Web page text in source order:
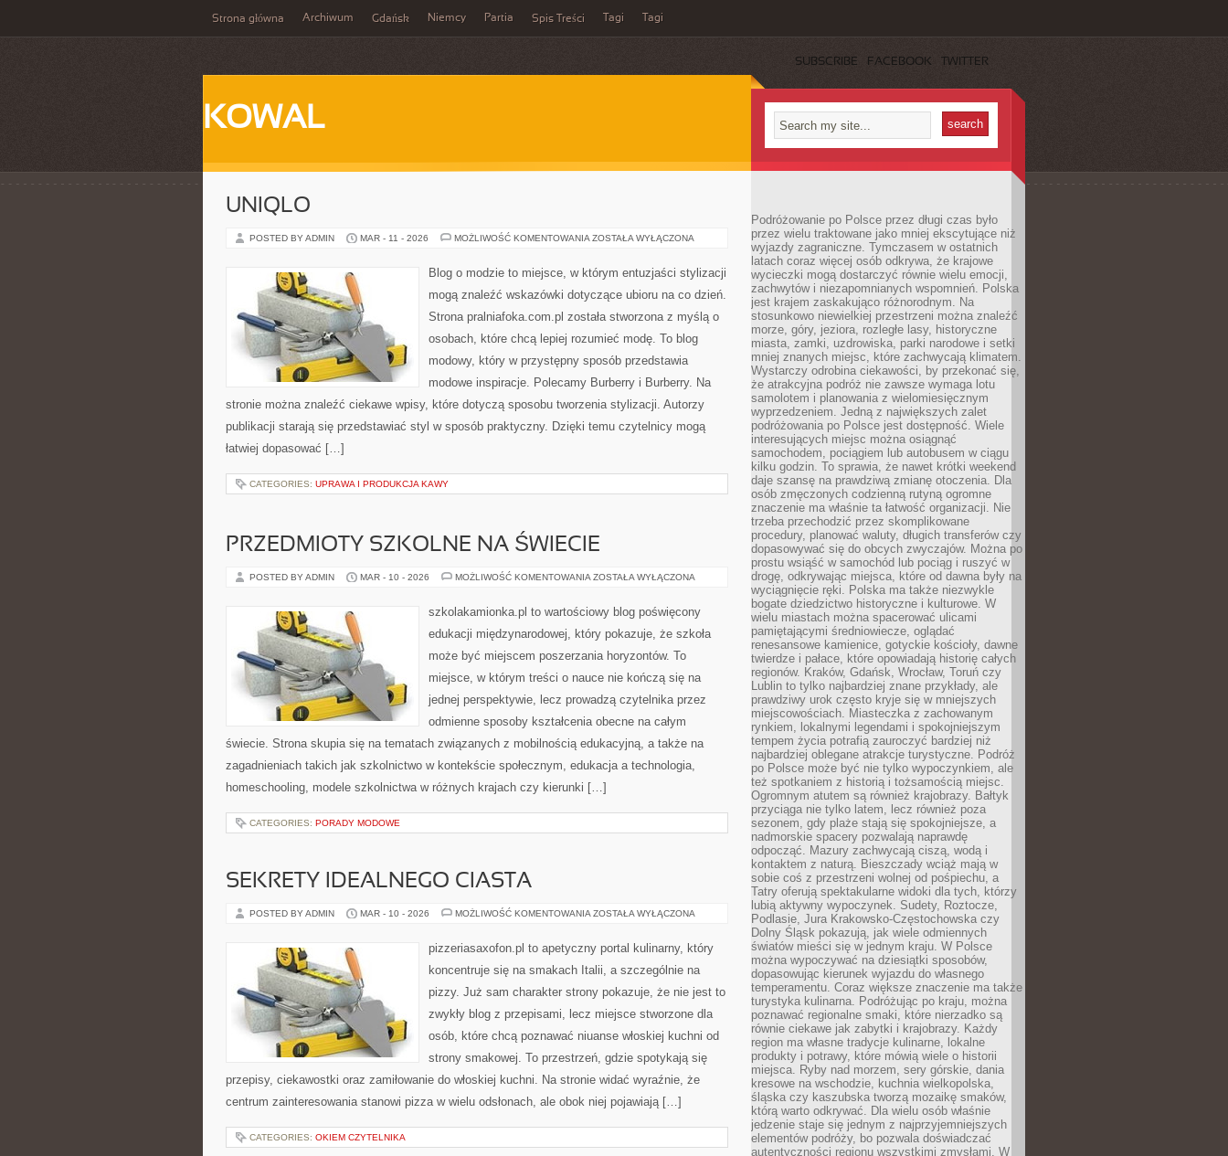
Strona główna Archiwum Gdańsk Niemcy Partia Spis Treści Tagi Tagi
SUBSCRIBE FACEBOOK TWITTER
KOWAL
UNIQLO
POSTED BY ADMIN MAR - 11 - 2026 MOŻLIWOŚĆ KOMENTOWANIA UNIQLO
ZOSTAŁA WYŁĄCZONA
Blog o modzie to miejsce, w którym entuzjaści stylizacji
mogą znaleźć wskazówki dotyczące ubioru na co dzień.
Strona pralniafoka.com.pl została stworzona z myślą o
osobach, które chcą lepiej rozumieć modę. To blog
modowy, który w przystępny sposób przedstawia
modowe inspiracje. Polecamy Burberry i Burberry. Na
stronie można znaleźć ciekawe wpisy, które dotyczą sposobu tworzenia stylizacji. Autorzy
publikacji starają się przedstawiać styl w sposób praktyczny. Dzięki temu czytelnicy mogą
łatwiej dopasować […]
CATEGORIES: UPRAWA I PRODUKCJA KAWY
PRZEDMIOTY SZKOLNE NA ŚWIECIE
POSTED BY ADMIN MAR - 10 - 2026 MOŻLIWOŚĆ KOMENTOWANIA PRZEDMIOTY
ŚWIECIE
ZOSTAŁA WYŁĄCZONA
szkolakamionka.pl to wartościowy blog poświęcony
edukacji międzynarodowej, który pokazuje, że szkoła
może być miejscem poszerzania horyzontów. To
miejsce, w którym treści o nauce nie kończą się na
jednej perspektywie, lecz prowadzą czytelnika przez
odmienne sposoby kształcenia obecne na całym
świecie. Strona skupia się na tematach związanych z mobilnością edukacyjną, a także na
zagadnieniach takich jak szkolnictwo w kontekście społecznym, edukacja a technologia,
homeschooling, modele szkolnictwa w różnych krajach czy kierunki […]
CATEGORIES: PORADY MODOWE
SEKRETY IDEALNEGO CIASTA
POSTED BY ADMIN MAR - 10 - 2026 MOŻLIWOŚĆ KOMENTOWANIA SEKRETY
ZOSTAŁA WYŁĄCZONA
pizzeriasaxofon.pl to apetyczny portal kulinarny, który
koncentruje się na smakach Italii, a szczególnie na
pizzy. Już sam charakter strony pokazuje, że nie jest to
zwykły blog z przepisami, lecz miejsce stworzone dla
osób, które chcą poznawać niuanse włoskiej kuchni od
strony smakowej. To przestrzeń, gdzie spotykają się
przepisy, ciekawostki oraz zamiłowanie do włoskiej kuchni. Na stronie widać wyraźnie, że
centrum zainteresowania stanowi pizza w wielu odsłonach, ale obok niej pojawiają […]
CATEGORIES: OKIEM CZYTELNIKA
Podróżowanie po Polsce przez długi czas było
przez wielu traktowane jako mniej ekscytujące niż
wyjazdy zagraniczne. Tymczasem w ostatnich
latach coraz więcej osób odkrywa, że krajowe
wycieczki mogą dostarczyć równie wielu emocji,
zachwytów i niezapomnianych wspomnień. Polska
jest krajem zaskakująco różnorodnym. Na
stosunkowo niewielkiej przestrzeni można znaleźć
morze, góry, jeziora, rozległe lasy, historyczne
miasta, zamki, uzdrowiska, parki narodowe i setki
mniej znanych miejsc, które zachwycają klimatem.
Wystarczy odrobina ciekawości, by przekonać się,
że atrakcyjna podróż nie zawsze wymaga lotu
samolotem i planowania z wielomiesięcznym
wyprzedzeniem. Jedną z największych zalet
podróżowania po Polsce jest dostępność. Wiele
interesujących miejsc można osiągnąć
samochodem, pociągiem lub autobusem w ciągu
kilku godzin. To sprawia, że nawet krótki weekend
daje szansę na prawdziwą zmianę otoczenia. Dla
osób zmęczonych codzienną rutyną ogromne
znaczenie ma właśnie ta łatwość organizacji. Nie
trzeba przechodzić przez skomplikowane
procedury, planować waluty, długich transferów czy
dopasowywać się do obcych zwyczajów. Można po
prostu wsiąść w samochód lub pociąg i ruszyć w
drogę, odkrywając miejsca, które od dawna były na
wyciągnięcie ręki. Polska ma także niezwykle
bogate dziedzictwo historyczne i kulturowe. W
wielu miastach można spacerować ulicami
pamiętającymi średniowiecze, oglądać
renesansowe kamienice, gotyckie kościoły, dawne
twierdze i pałace, które opowiadają historię całych
regionów. Kraków, Gdańsk, Wrocław, Toruń czy
Lublin to tylko najbardziej znane przykłady, ale
prawdziwy urok często kryje się w mniejszych
miejscowościach. Miasteczka z zachowanym
rynkiem, lokalnymi legendami i spokojniejszym
tempem życia potrafią zauroczyć bardziej niż
najbardziej oblegane atrakcje turystyczne. Podróż
po Polsce może być nie tylko wypoczynkiem, ale
też spotkaniem z historią i tożsamością miejsc.
Ogromnym atutem są również krajobrazy. Bałtyk
przyciąga nie tylko latem, lecz również poza
sezonem, gdy plaże stają się spokojniejsze, a
nadmorskie spacery pozwalają naprawdę
odpocząć. Mazury zachwycają ciszą, wodą i
kontaktem z naturą. Bieszczady wciąż mają w
sobie coś z przestrzeni wolnej od pośpiechu, a
Tatry oferują spektakularne widoki dla tych, którzy
lubią aktywny wypoczynek. Sudety, Roztocze,
Podlasie, Jura Krakowsko-Częstochowska czy
Dolny Śląsk pokazują, jak wiele odmiennych
światów mieści się w jednym kraju. W Polsce
można wypoczywać na dziesiątki sposobów,
dopasowując kierunek wyjazdu do własnego
temperamentu. Coraz większe znaczenie ma także
turystyka kulinarna. Podróżując po kraju, można
poznawać regionalne smaki, które nierzadko są
równie ciekawe jak zabytki i krajobrazy. Każdy
region ma własne tradycje kulinarne, lokalne
produkty i potrawy, które mówią wiele o historii
miejsca. Ryby nad morzem, sery górskie, dania
kresowe na wschodzie, kuchnia wielkopolska,
śląska czy kaszubska tworzą mozaikę smaków,
którą warto odkrywać. Dla wielu osób właśnie
jedzenie staje się jednym z najprzyjemniejszych
elementów podróży, bo pozwala doświadczać
autentyczności regionu wszystkimi zmysłami. W